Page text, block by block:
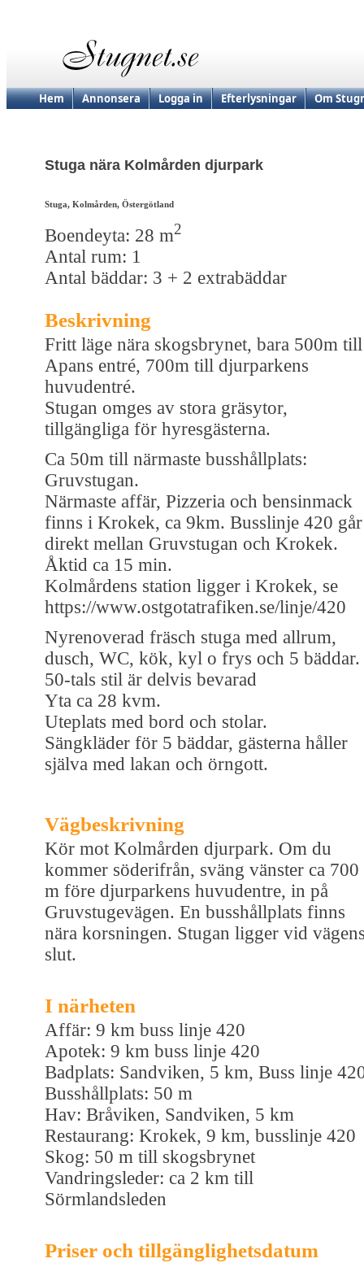
Hem Annonsera Logga in Efterlysningar Om
Stuga nära Kolmården djurpark
Stuga, Kolmården, Östergötland
Boendeyta: 28 m2
Antal rum: 1
Antal bäddar: 3 + 2 extrabäddar
Beskrivning
Fritt läge nära skogsbrynet, bara 500m till
Apans entré, 700m till djurparkens
huvudentré.
Stugan omges av stora gräsytor,
tillgängliga för hyresgästerna.
Ca 50m till närmaste busshållplats:
Gruvstugan.
Närmaste affär, Pizzeria och bensinmack
finns i Krokek, ca 9km. Busslinje 420 går
direkt mellan Gruvstugan och Krokek.
Åktid ca 15 min.
Kolmårdens station ligger i Krokek, se
https://www.ostgotatrafiken.se/linje/420
Nyrenoverad fräsch stuga med allrum,
dusch, WC, kök, kyl o frys och 5 bäddar.
50-tals stil är delvis bevarad
Yta ca 28 kvm.
Uteplats med bord och stolar.
Sängkläder för 5 bäddar, gästerna håller
själva med lakan och örngott.
Vägbeskrivning
Kör mot Kolmården djurpark. Om du
kommer söderifrån, sväng vänster ca 700
m före djurparkens huvudentre, in på
Gruvstugevägen. En busshållplats finns
nära korsningen. Stugan ligger vid
slut.
I närheten
Affär: 9 km buss linje 420
Apotek: 9 km buss linje 420
Badplats: Sandviken, 5 km, Buss linje
Busshållplats: 50 m
Hav: Bråviken, Sandviken, 5 km
Restaurang: Krokek, 9 km, busslinje 420
Skog: 50 m till skogsbrynet
Vandringsleder: ca 2 km till
Sörmlandsleden
Priser och tillgänglighetsdatum